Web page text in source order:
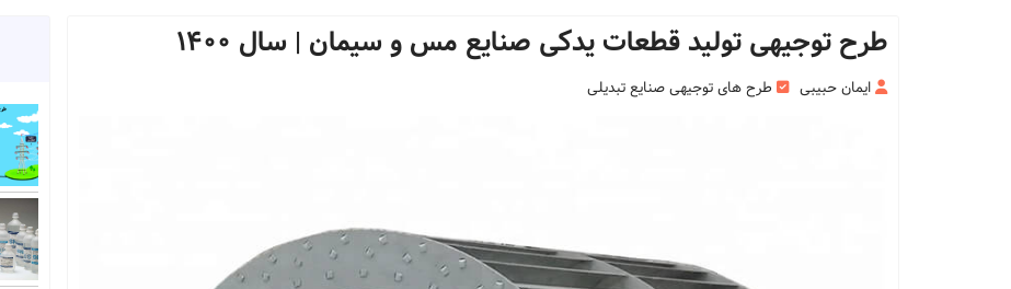
طرح توجیهی تولید قطعات یدکی صنایع مس و سیمان | سال 1400
ایمان حبیبی طرح های توجیهی صنایع تبدیلی